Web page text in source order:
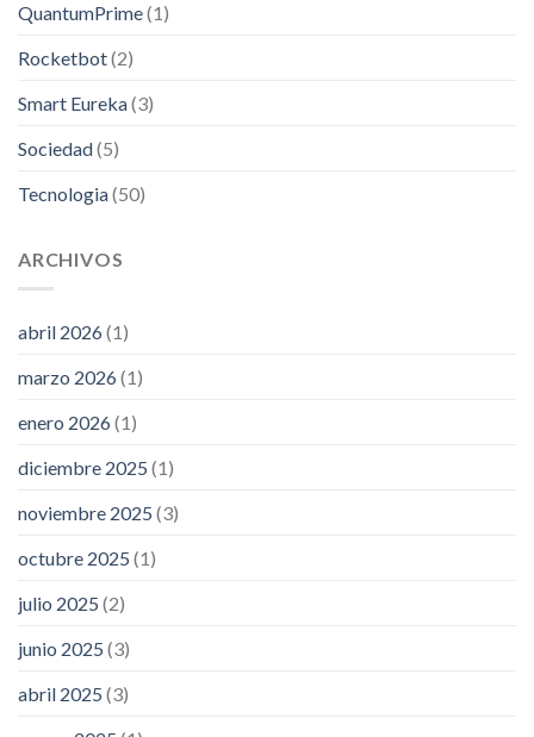
QuantumPrime(1)
Rocketbot(2)
Smart Eureka(3)
Sociedad(5)
Tecnologia(50)
ARCHIVOS
abril 2026(1)
marzo 2026(1)
enero 2026(1)
diciembre 2025 (1)
noviembre 2025 (3)
octubre 2025 (1)
julio 2025 (2)
junio 2025 (3)
abril 2025 (3)